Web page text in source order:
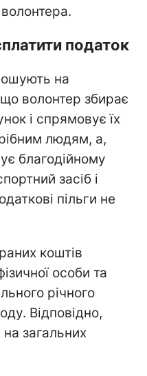
податок
на
волонтер збирає
і спрямовує їх
людям, а,
благодійному
засіб і
пільги не
коштів
особи та
річного
Відповідно,
загальних